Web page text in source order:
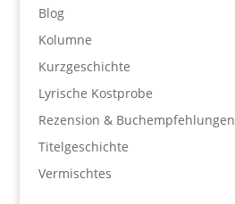
Blog
Kolumne
Kurzgeschichte
Lyrische Kostprobe
Rezension & Buchempfehlungen
Titelgeschichte
Vermischtes